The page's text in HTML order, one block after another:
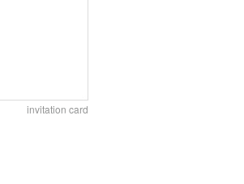
invitation card